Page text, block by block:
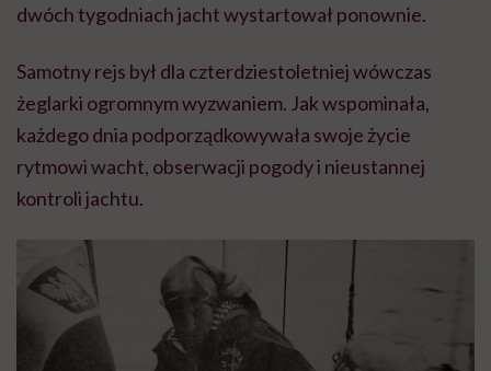
dwóch tygodniach jacht wystartował ponownie.
Samotny rejs był dla czterdziestoletniej wówczas
żeglarki ogromnym wyzwaniem. Jak wspominała,
każdego dnia podporządkowywała swoje życie
rytmowi wacht, obserwacji pogody i nieustannej
kontroli jachtu.